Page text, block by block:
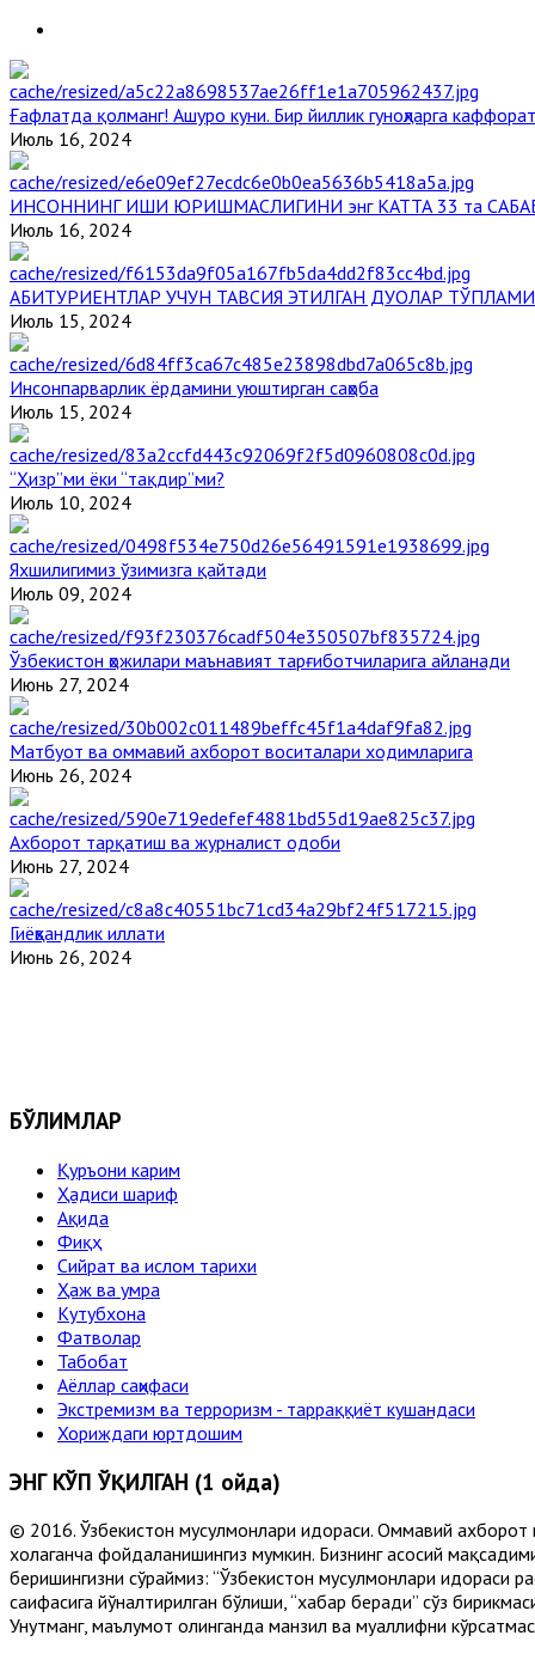
Ғафлатда қолманг! Ашуро куни. Бир йиллик гуноҳларга
Июль 16, 2024
ИНСОННИНГ ИШИ ЮРИШМАСЛИГИНИ энг КАТТА 33 та
Июль 16, 2024
АБИТУРИЕНТЛАР УЧУН ТАВСИЯ ЭТИЛГАН ДУОЛАР ТЎПЛАМИ
Июль 15, 2024
Инсонпарварлик ёрдамини уюштирган саҳоба
Июль 15, 2024
“Ҳизр”ми ёки “тақдир”ми?
Июль 10, 2024
Яхшилигимиз ўзимизга қайтади
Июль 09, 2024
Ўзбекистон ҳожилари маънавият тарғиботчиларига айланади
Июнь 27, 2024
Матбуот ва оммавий ахборот воситалари ходимларига
Июнь 26, 2024
Ахборот тарқатиш ва журналист одоби
Июнь 27, 2024
Гиёҳвандлик иллати
Июнь 26, 2024
БЎЛИМЛАР
Қуръони карим
Ҳадиси шариф
Ақида
Фиқҳ
Сийрат ва ислом тарихи
Ҳаж ва умра
Кутубхона
Фатволар
Табобат
Аёллар саҳифаси
Экстремизм ва терроризм - тарраққиёт кушандаси
Хориждаги юртдошим
ЭНГ КЎП ЎҚИЛГАН (1 ойда)
© 2016. Ўзбекистон мусулмонлари идораси. Оммавий ахборот
хоҳлаганча фойдаланишингиз мумкин. Бизнинг асосий
беришингизни сўраймиз: “Ўзбекистон мусулмонлари идораси
саҳифасига йўналтирилган бўлиши, “хабар беради” сўз
Унутманг, маълумот олинганда манзил ва муаллифни